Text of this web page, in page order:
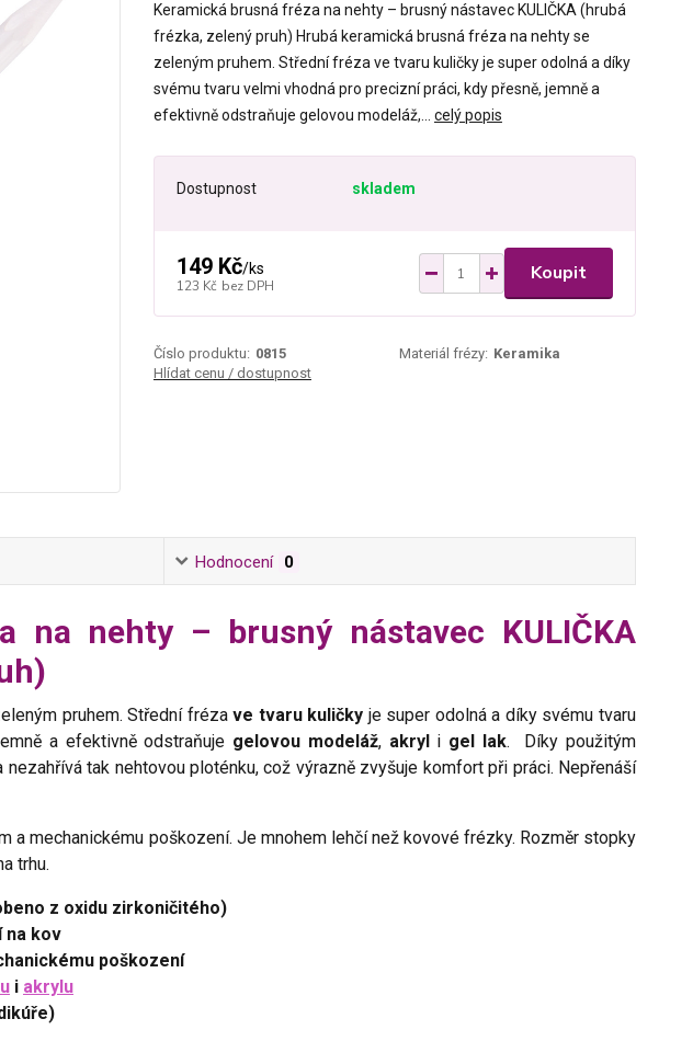
Keramická brusná fréza na nehty – brusný nástavec KULIČKA (hrubá
frézka, zelený pruh) Hrubá keramická brusná fréza na nehty se
zeleným pruhem. Střední fréza ve tvaru kuličky je super odolná a díky
svému tvaru velmi vhodná pro precizní práci, kdy přesně, jemně a
efektivně odstraňuje gelovou modeláž,... celý popis
Dostupnost skladem
149 Kč/ks
123 Kč bez DPH
Koupit
Číslo produktu: 0815 Materiál frézy: Keramika
Hlídat cenu / dostupnost
Hodnocení 0
na nehty – brusný nástavec KULIČKA
pruhem. Střední frézave tvaru kuličky je super odolná a díky svému tvaru
a efektivně odstraňuje gelovou modeláž, akryli gel lak. Díky použitým
tak nehtovou ploténku, což výrazně zvyšuje komfort při práci. Nepřenáší
a mechanickému poškození. Je mnohem lehčí než kovové frézky. Rozměr stopky
trhu.
z oxidu zirkoničitého)
na kov
poškození
i akrylu